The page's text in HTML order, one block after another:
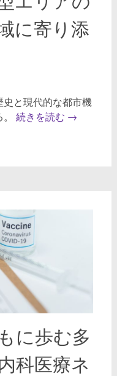
に寄り添
と現代的な都市機
続きを読む →
に歩む多
科医療ネ